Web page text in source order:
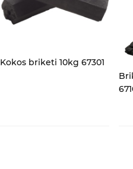
Kokos briketi 10kg 67301